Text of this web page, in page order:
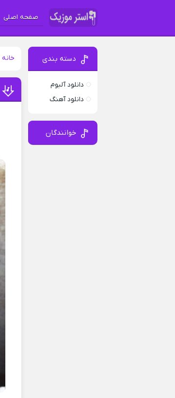
صفحه اصلی
خانه دسته بندی
دانلود آلبوم
دانلود آهنگ
خوانندگان